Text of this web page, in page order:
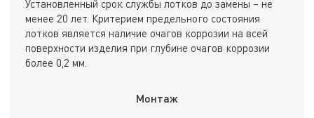
Установленный срок службы лотков до замены – не
менее 20 лет. Критерием предельного состояния
лотков является наличие очагов коррозии на всей
поверхности изделия при глубине очагов коррозии
более 0,2 мм.
Монтаж